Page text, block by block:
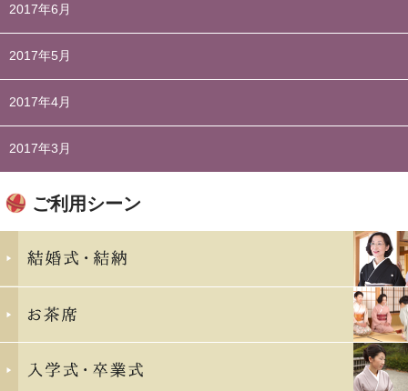
2017年6月
2017年5月
2017年4月
2017年3月
ご利用シーン